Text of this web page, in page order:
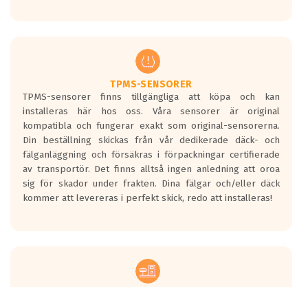
regelverket som introduceras år 2016.
Ett däck med två svarta vågor är redan
godkända för år 2016 nya regelverk.
Ett däck med en svart våg kommer vara
minst tre decibel tystare än det
regelverk som börjar gälla 2016.
TPMS-SENSORER
TPMS-sensorer finns tillgängliga att köpa och kan
installeras här hos oss. Våra sensorer är original
kompatibla och fungerar exakt som original-sensorerna.
Din beställning skickas från vår dedikerade däck- och
fälganläggning och försäkras i förpackningar certifierade
av transportör. Det finns alltså ingen anledning att oroa
sig för skador under frakten. Dina fälgar och/eller däck
kommer att levereras i perfekt skick, redo att installeras!